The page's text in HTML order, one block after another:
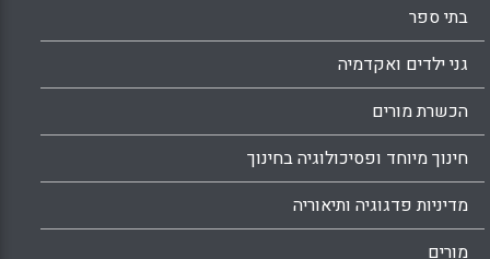
בתי ספר
גני ילדים ואקדמיה
הכשרת מורים
חינוך מיוחד ופסיכולוגיה בחינוך
מדיניות פדגוגיה ותיאוריה
מורים